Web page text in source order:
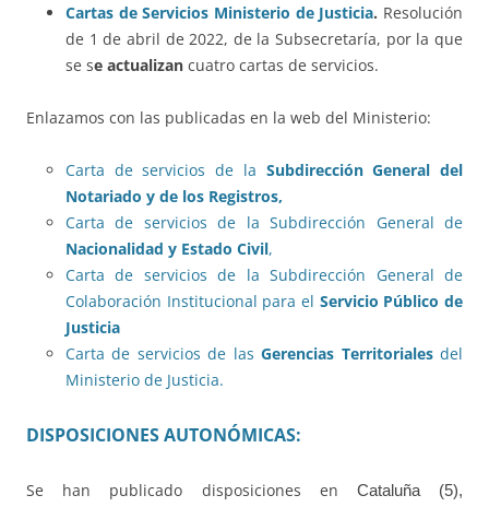
Cartas de Servicios Ministerio de Justicia. Resolución
de 1 de abril de 2022, de la Subsecretaría, por la que
se se actualizan cuatro cartas de servicios.
Enlazamos con las publicadas en la web del Ministerio:
Carta de servicios de la Subdirección General del
Notariado y de los Registros,
Carta de servicios de la Subdirección General de
Nacionalidad y Estado Civil,
Carta de servicios de la Subdirección General de
Colaboración Institucional para el Servicio Público de
Justicia
Carta de servicios de lasGerencias Territorialesdel
Ministerio de Justicia.
DISPOSICIONES AUTONÓMICAS:
Se han publicado disposiciones en Cataluña (5),